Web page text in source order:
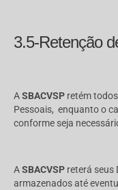
3.5-Retenção
ASBACVSP retém
Pessoais, enquanto o
conforme seja
ASBACVSP reterá seus
armazenados até